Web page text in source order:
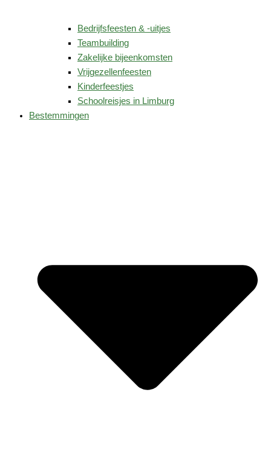
Bedrijfsfeesten & -uitjes
Teambuilding
Zakelijke bijeenkomsten
Vrijgezellenfeesten
Kinderfeestjes
Schoolreisjes in Limburg
Bestemmingen